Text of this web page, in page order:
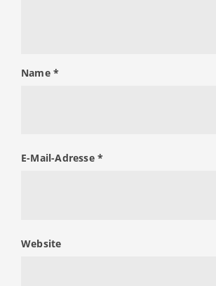
Name *
E-Mail-Adresse *
Website